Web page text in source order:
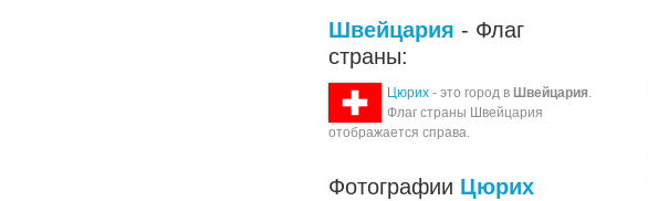
Швейцария - Флаг
страны:
Цюрих - это город в Швейцария.
Флаг страны Швейцария
отображается справа.
Фотографии Цюрих